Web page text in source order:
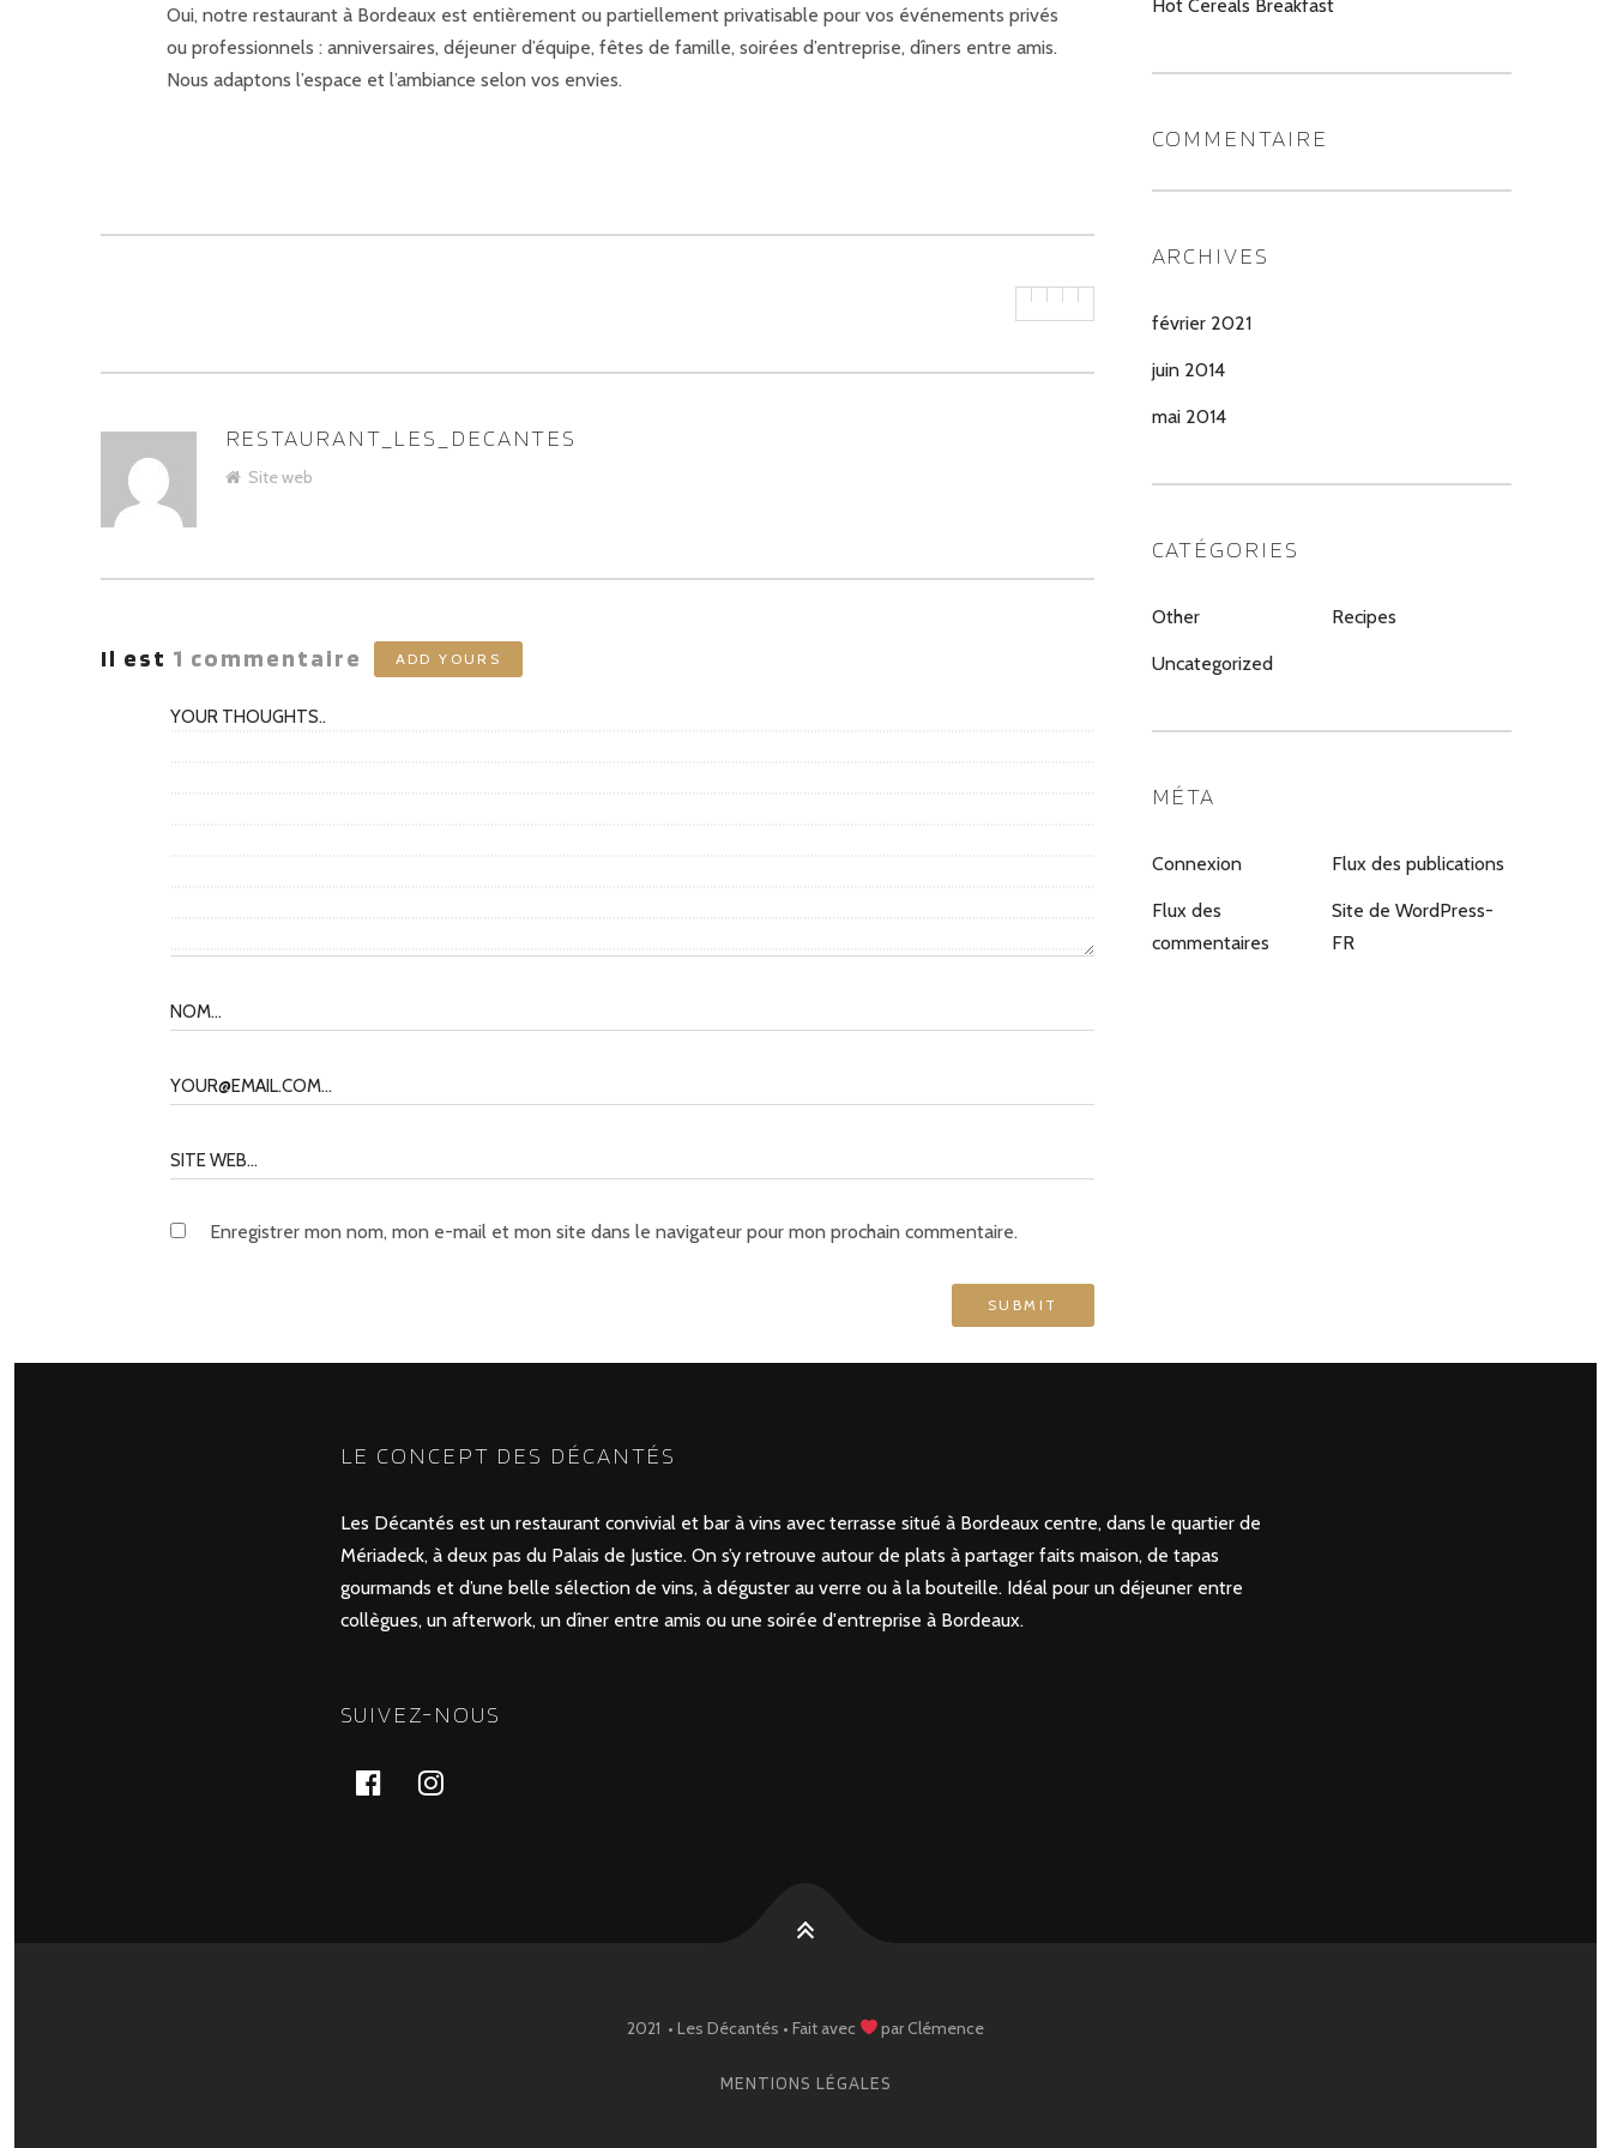
Oui, notre restaurant à Bordeaux est entièrement ou partiellement privatisable pour vos événements privés
ou professionnels : anniversaires, déjeuner d’équipe, fêtes de famille, soirées d’entreprise, dîners entre amis.
Nous adaptons l’espace et l’ambiance selon vos envies.
ASSIGNER
LES
RESTAURANT_LES_DECANTES
Site web
Il est 1 commentaire ADD YOURS
Enregistrer mon nom, mon e-mail et mon site dans le navigateur pour mon prochain commentaire.
Hot Cereals Breakfast
COMMENTAIRE
ARCHIVES
février 2021
juin 2014
mai 2014
CATÉGORIES
Other Recipes
Uncategorized
MÉTA
Connexion Flux des publications
Flux des
commentaires
Site de WordPress-
FR
LE CONCEPT DES DÉCANTÉS
Les Décantés est un restaurant convivial et bar à vins avec terrasse situé à Bordeaux centre, dans le quartier de
Mériadeck, à deux pas du Palais de Justice. On s’y retrouve autour de plats à partager faits maison, de tapas
gourmands et d’une belle sélection de vins, à déguster au verre ou à la bouteille. Idéal pour un déjeuner entre
collègues, un afterwork, un dîner entre amis ou une soirée d'entreprise à Bordeaux.
SUIVEZ-NOUS
facebookInstagram
2021 • Les Décantés • Fait avec par Clémence
MENTIONS LÉGALES